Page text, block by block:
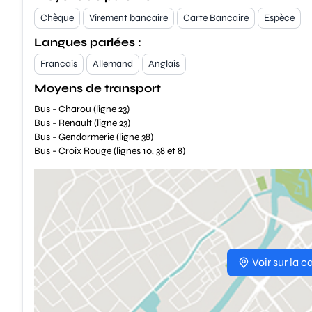
Chèque Virement bancaire Carte Bancaire Espèce
Langues parlées :
Francais Allemand Anglais
Moyens de transport
Bus - Charou (ligne 23)
Bus - Renault (ligne 23)
Bus - Gendarmerie (ligne 38)
Bus - Croix Rouge (lignes 10, 38 et 8)
Voir sur la